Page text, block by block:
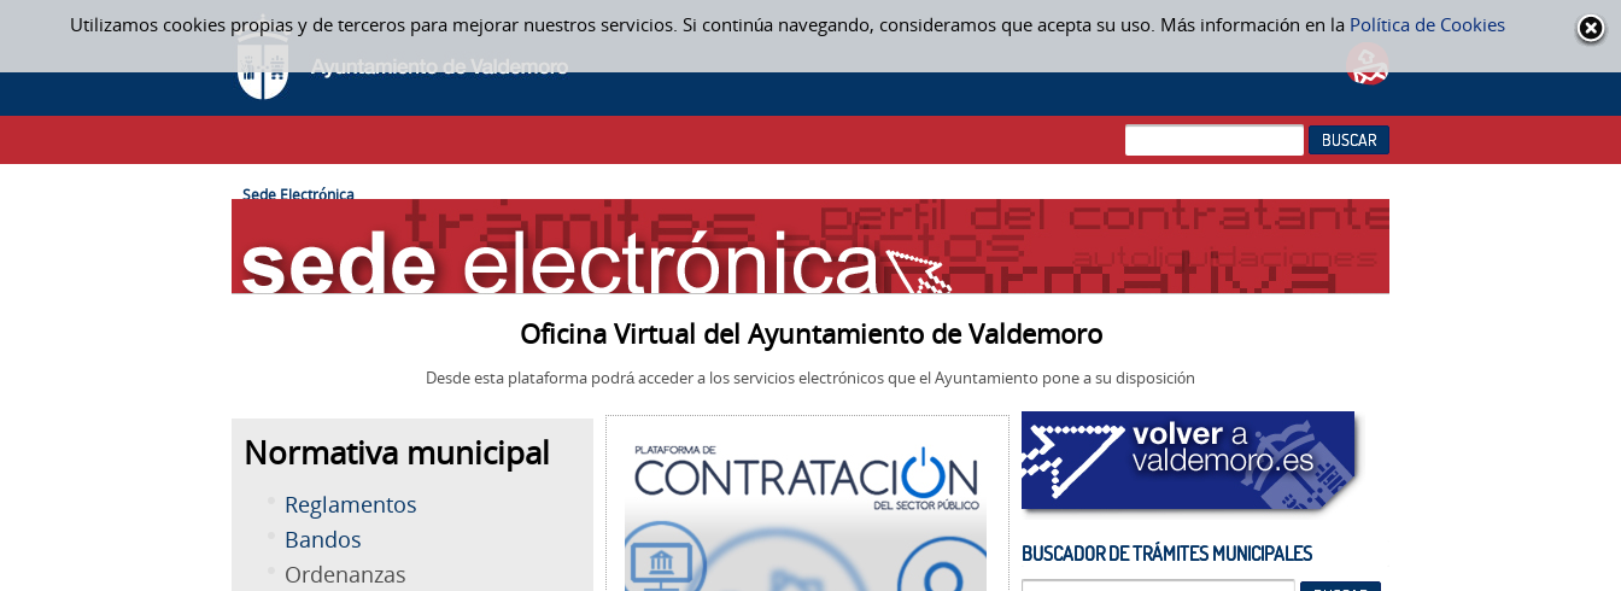
Utilizamos cookies propias y de terceros para mejorar nuestros servicios. Si continúa navegando, consideramos que acepta su uso. Más información en la Política de Cookies
Saltar al contenido
SEDE ELECTRÓNICA
CAMINO DE MIGAS
Sede Electrónica
Oficina Virtual del Ayuntamiento de Valdemoro
Desde esta plataforma podrá acceder a los servicios electrónicos que el Ayuntamiento pone a su disposición
Normativa municipal
Reglamentos
Bandos
Ordenanzas
BUSCADOR DE TRÁMITES MUNICIPALES